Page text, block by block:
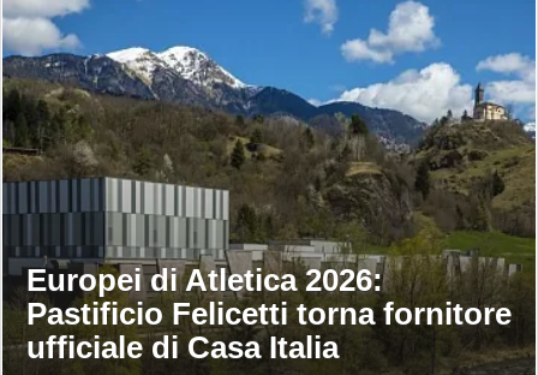
Europei di Atletica 2026:
Pastificio Felicetti torna fornitore
ufficiale di Casa Italia